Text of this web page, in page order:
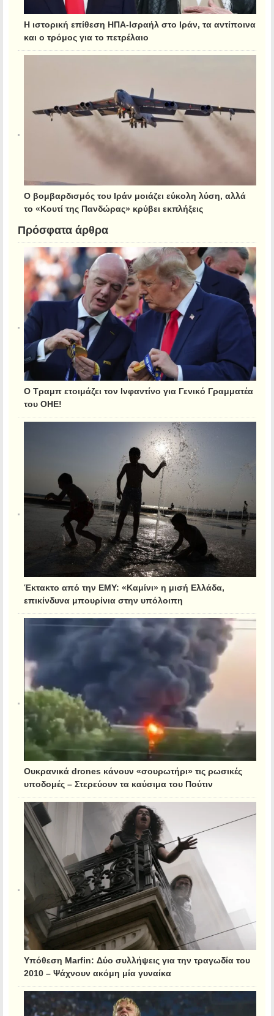
Η ιστορική επίθεση ΗΠΑ-Ισραήλ στο Ιράν, τα αντίποινα
και ο τρόμος για το πετρέλαιο
Ο βομβαρδισμός του Ιράν μοιάζει εύκολη λύση, αλλά
το «Κουτί της Πανδώρας» κρύβει εκπλήξεις
Πρόσφατα άρθρα
Ο Τραμπ ετοιμάζει τον Ινφαντίνο για Γενικό Γραμματέα
του ΟΗΕ!
Έκτακτο από την ΕΜΥ: «Καμίνι» η μισή Ελλάδα,
επικίνδυνα μπουρίνια στην υπόλοιπη
Ουκρανικά drones κάνουν «σουρωτήρι» τις ρωσικές
υποδομές – Στερεύουν τα καύσιμα του Πούτιν
Υπόθεση Marfin: Δύο συλλήψεις για την τραγωδία του
2010 – Ψάχνουν ακόμη μία γυναίκα